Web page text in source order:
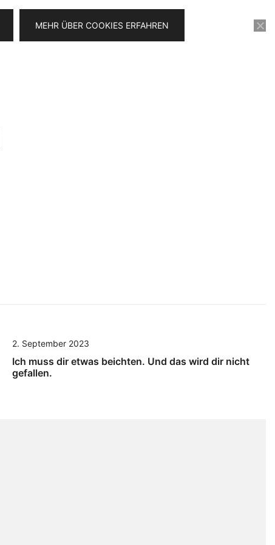
KONTAKT VIDEOSERIE FÜR 0€
2. September 2023
Ich muss dir etwas beichten. Und das wird dir nicht
gefallen.
MEHR ÜBER COOKIES ERFAHREN